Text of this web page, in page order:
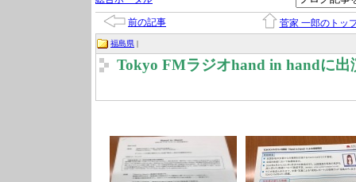
前の記事 菅家 一郎のトッ
福島県 |
Tokyo FMラジオhand in handに出